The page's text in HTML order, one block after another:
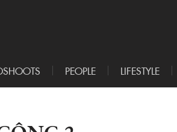
PEOPLE LIFESTYLE